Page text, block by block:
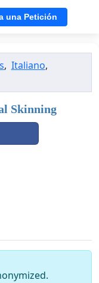
una Petición
, Italiano,
Skinning